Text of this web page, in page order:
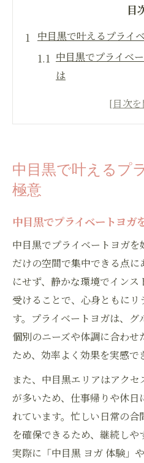
目
中目黒で叶えるプライ
中目黒でプライベ
は
ヨガ初心者に最適
法
理由
ヨガ初心者が安心
魅力
マンツーマンヨガ
と呼吸法
プライベートヨガ
る理由
静かな環境で集中
特徴
ヨガで日々の疲れ
習慣
自分らしい健康習慣は
中目黒で叶えるプ
極意
中目黒でプライベートヨガ
中目黒でプライベートヨガ
だけの空間で集中できる点
にせず、静かな環境でイン
受けることで、心身ともに
す。プライベートヨガは、グ
個別のニーズや体調に合わ
ため、効率よく効果を実感で
また、中目黒エリアはアク
が多いため、仕事帰りや休日
れています。忙しい日常の
を確保できるため、継続しや
実際に「中目黒 ヨガ 体験」